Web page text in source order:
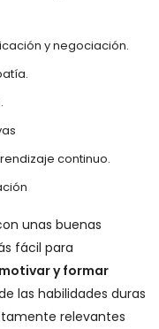
y negociación.
continuo.
unas buenas
fácil para
y formar
las habilidades duras
relevantes